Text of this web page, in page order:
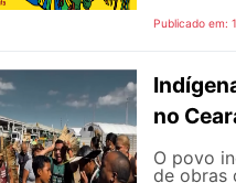
Publicado em:
no
O povo
de obras